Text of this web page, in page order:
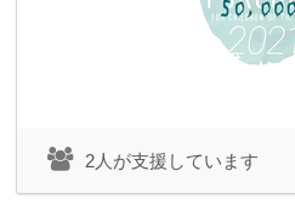
2人が支援しています